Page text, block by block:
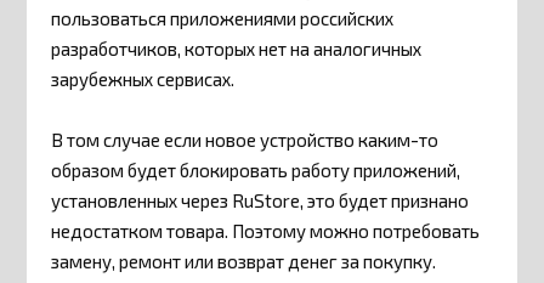
пользоваться приложениями российских
разработчиков, которых нет на аналогичных
зарубежных сервисах.
В том случае если новое устройство каким-то
образом будет блокировать работу приложений,
установленных через RuStore, это будет признано
недостатком товара. Поэтому можно потребовать
замену, ремонт или возврат денег за покупку.